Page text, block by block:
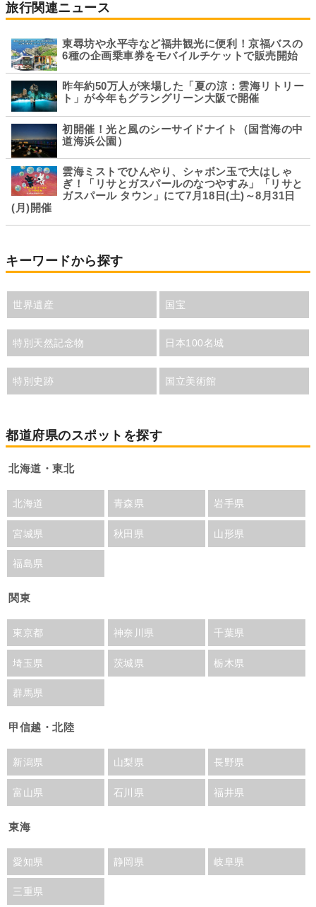
旅行関連ニュース
東尋坊や永平寺など福井観光に便利！京福バスの
6種の企画乗車券をモバイルチケットで販売開始
昨年約50万人が来場した「夏の涼：雲海リトリー
ト」が今年もグラングリーン大阪で開催
初開催！光と風のシーサイドナイト（国営海の中
道海浜公園）
雲海ミストでひんやり、シャボン玉で大はしゃ
ぎ！「リサとガスパールのなつやすみ」「リサと
ガスパール タウン」にて7月18日(土)～8月31日
(月)開催
キーワードから探す
世界遺産 国宝
特別天然記念物 日本100名城
特別史跡 国立美術館
都道府県のスポットを探す
北海道・東北
北海道 青森県 岩手県
宮城県 秋田県 山形県
福島県
関東
東京都 神奈川県 千葉県
埼玉県 茨城県 栃木県
群馬県
甲信越・北陸
新潟県 山梨県 長野県
富山県 石川県 福井県
東海
愛知県 静岡県 岐阜県
三重県